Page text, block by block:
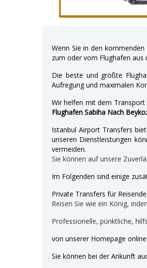
Wenn Sie in den
zum oder vom Flughafen aus
Die beste und größte
Aufregung und maximalen
Wir helfen mit dem Transport
Flughafen Sabiha Nach
Istanbul Airport Transfers
unseren Dienstleistungen
vermeiden.
Sie können auf unsere
Im Folgenden sind einige
Private Transfers für
Reisen Sie wie ein König,
Professionelle, pünktliche,
von unserer Homepage
Sie können bei der Ankunft